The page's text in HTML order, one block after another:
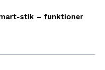
stik – funktioner